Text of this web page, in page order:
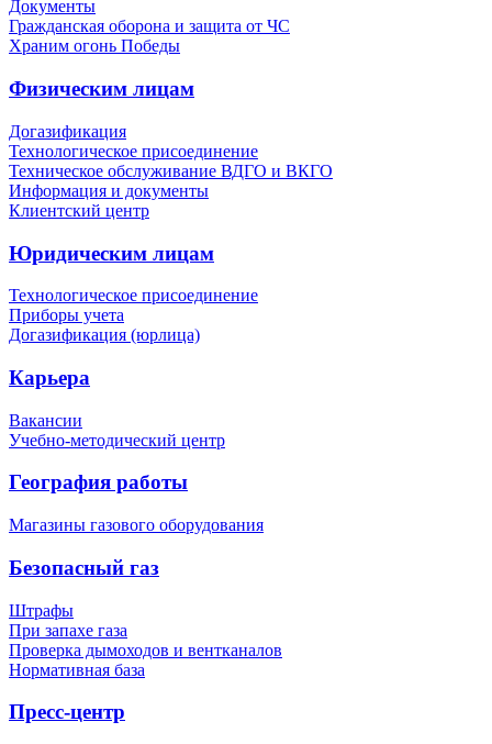
Документы
Гражданская оборона и защита от ЧС
Храним огонь Победы
Физическим лицам
Догазификация
Технологическое присоединение
Техническое обслуживание ВДГО и ВКГО
Информация и документы
Клиентский центр
Юридическим лицам
Технологическое присоединение
Приборы учета
Догазификация (юрлица)
Карьера
Вакансии
Учебно-методический центр
География работы
Магазины газового оборудования
Безопасный газ
Штрафы
При запахе газа
Проверка дымоходов и вентканалов
Нормативная база
Пресс-центр